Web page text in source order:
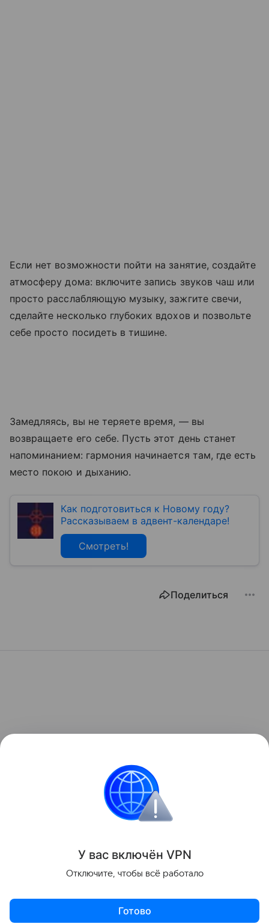
Если нет возможности пойти на занятие, создайте
атмосферу дома: включите запись звуков чаш или
просто расслабляющую музыку, зажгите свечи,
сделайте несколько глубоких вдохов и позвольте
себе просто посидеть в тишине.
Замедляясь, вы не теряете время, — вы
возвращаете его себе. Пусть этот день станет
напоминанием: гармония начинается там, где есть
место покою и дыханию.
Как подготовиться к Новому году?
Рассказываем в адвент-календаре!
Смотреть!
Поделиться
У вас включён VPN
Отключите, чтобы всё работало
Готово